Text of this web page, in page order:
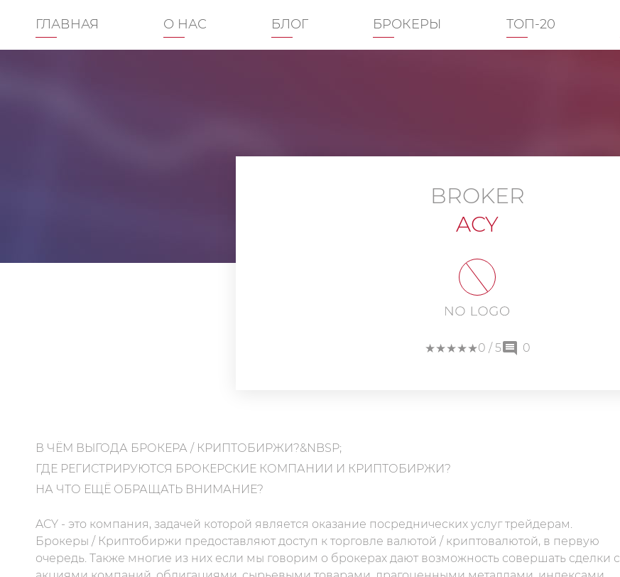
ГЛАВНАЯ О НАС БЛОГ БРОКЕРЫ ТОП-20
BROKER
ACY
★★
★★
★★
★★
★★
0 / 5 0
В ЧЁМ ВЫГОДА БРОКЕРА / КРИПТОБИРЖИ?&NBSP;
ГДЕ РЕГИСТРИРУЮТСЯ БРОКЕРСКИЕ КОМПАНИИ И КРИПТОБИРЖИ?
НА ЧТО ЕЩЁ ОБРАЩАТЬ ВНИМАНИЕ?
ACY - это компания, задачей которой является оказание посреднических услуг трейдерам.
Брокеры / Криптобиржи предоставляют доступ к торговле валютой / криптовалютой, в первую
очередь. Также многие из них если мы говорим о брокерах дают возможность совершать сделки с